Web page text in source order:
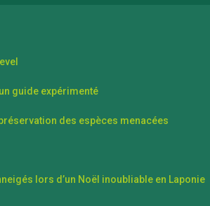
guide expérimenté
des espèces menacées
lors d’un Noël inoubliable en Laponie